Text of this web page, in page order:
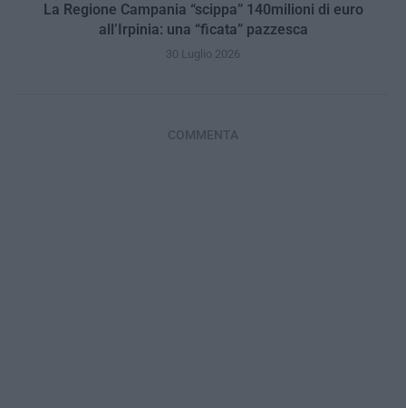
La Regione Campania “scippa” 140milioni di euro
all’Irpinia: una “ficata” pazzesca
30 Luglio 2026
COMMENTA